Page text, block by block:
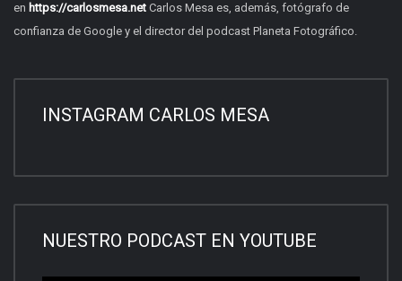
en https://carlosmesa.net Carlos Mesa es, además, fotógrafo de
confianza de Google y el director del podcast Planeta Fotográfico.
INSTAGRAM CARLOS MESA
NUESTRO PODCAST EN YOUTUBE